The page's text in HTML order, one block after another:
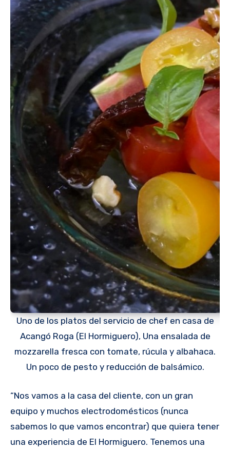
Uno de los platos del servicio de chef en casa de
Acangó Roga (El Hormiguero), Una ensalada de
mozzarella fresca con tomate, rúcula y albahaca.
Un poco de pesto y reducción de balsámico.
“Nos vamos a la casa del cliente, con un gran
equipo y muchos electrodomésticos (nunca
sabemos lo que vamos encontrar) que quiera tener
una experiencia de El Hormiguero. Tenemos una